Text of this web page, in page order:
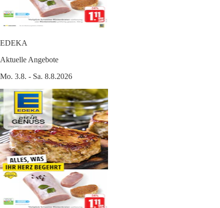
EDEKA
Aktuelle Angebote
Mo. 3.8. - Sa. 8.8.2026